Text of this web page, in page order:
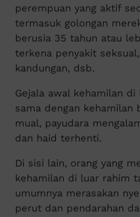
perempuan yang aktif
termasuk golongan
berusia 35 tahun atau
terkena penyakit
kandungan, dsb.
Gejala awal kehamilan di
sama dengan kehamilan
mual, payudara
dan haid terhenti.
Di sisi lain, orang yang
kehamilan di luar rahim
umumnya merasakan
perut dan pendarahan